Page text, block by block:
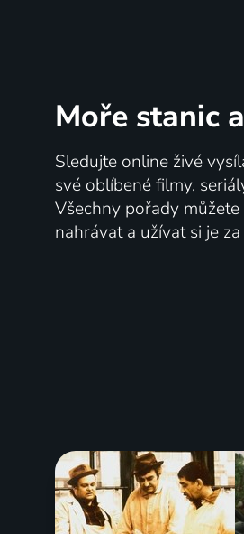
Moře stanic
Sledujte online živé
své oblíbené filmy,
Všechny pořady
nahrávat a užívat si je